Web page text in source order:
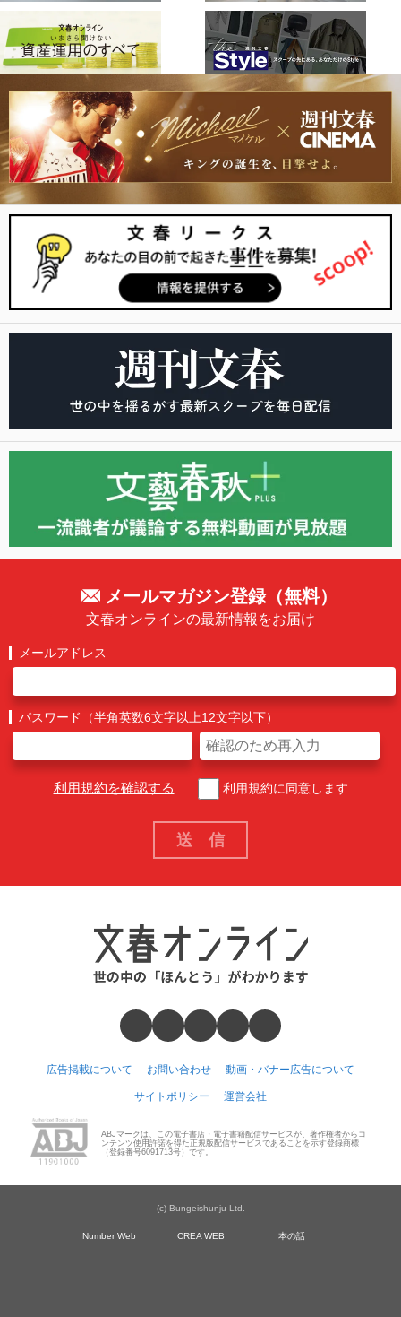
メールマガジン登録（無料）
文春オンラインの最新情報をお届け
メールアドレス
パスワード（半角英数6文字以上12文字以下）
利用規約を確認する 利用規約に同意します
広告掲載について お問い合わせ 動画・バナー広告について
サイトポリシー 運営会社
ABJマークは、この電子書店・電子書籍配信サービスが、著作権者からコ
ンテンツ使用許諾を得た正規版配信サービスであることを示す登録商標
（登録番号6091713号）です。
(c) Bungeishunju Ltd.
Number Web CREA WEB 本の話